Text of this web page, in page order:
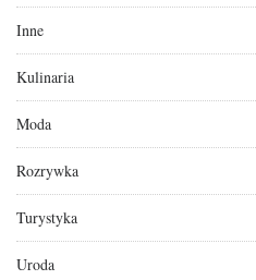
Inne
Kulinaria
Moda
Rozrywka
Turystyka
Uroda